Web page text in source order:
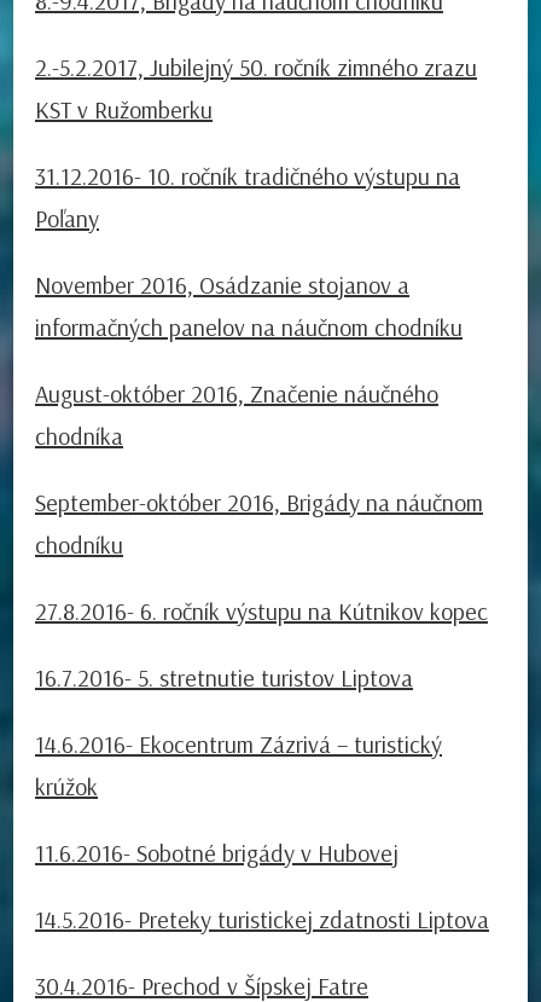
2.-5.2.2017, Jubilejný 50. ročník zimného zrazu
KST v Ružomberku
31.12.2016- 10. ročník tradičného výstupu na
Poľany
November 2016, Osádzanie stojanov a
informačných panelov na náučnom chodníku
August-október 2016, Značenie náučného
chodníka
September-október 2016, Brigády na náučnom
chodníku
27.8.2016- 6. ročník výstupu na Kútnikov kopec
16.7.2016- 5. stretnutie turistov Liptova
14.6.2016- Ekocentrum Zázrivá – turistický
krúžok
11.6.2016- Sobotné brigády v Hubovej
14.5.2016- Preteky turistickej zdatnosti Liptova
30.4.2016- Prechod v Šípskej Fatre